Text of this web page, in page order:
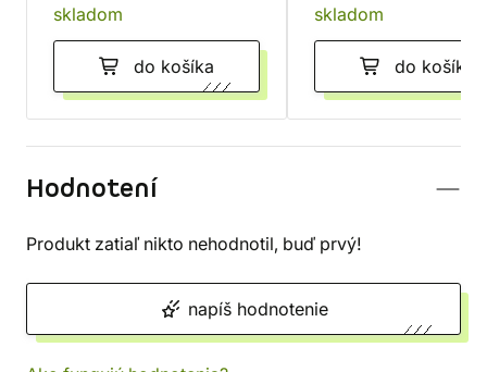
skladom
do košíka
skladom
do košíka
Hodnotení
Produkt zatiaľ nikto nehodnotil, buď prvý!
napíš hodnotenie